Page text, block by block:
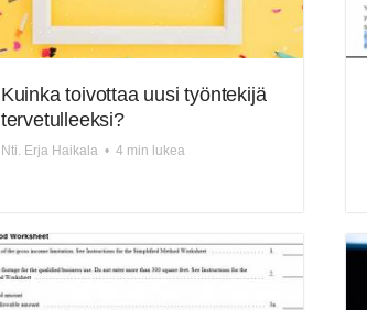
Kuinka toivottaa uusi työntekijä
tervetulleeksi?
Nti. Erja Haikala • 4 min lukea